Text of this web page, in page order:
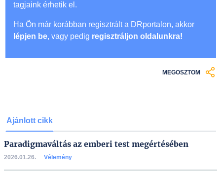
tagjaink érhetik el.
Ha Ön már korábban regisztrált a DRportalon, akkor
lépjen be, vagy pedig regisztráljon oldalunkra!
MEGOSZTOM
Ajánlott cikk
Paradigmaváltás az emberi test megértésében
2026.01.26. Vélemény